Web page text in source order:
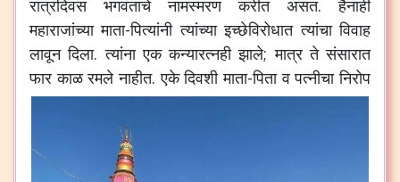
रात्रंदिवस भगवंताचे नामस्मरण करीत असत. हैनाही
महाराजांच्या माता-पित्यांनी त्यांच्या इच्छेविरोधात त्यांचा विवाह
लावून दिला. त्यांना एक कन्यारत्नही झाले; मात्र ते संसारात
फार काळ रमले नाहीत.एके दिवशी माता-पिता व पत्नीचा निरोप